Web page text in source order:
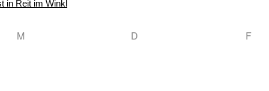
in Reit im Winkl
M D F